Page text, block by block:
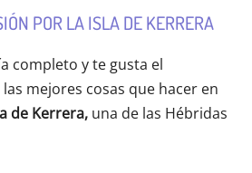
POR LA ISLA DE KERRERA
completo y te gusta el
mejores cosas que hacer en
de Kerrera, una de las Hébridas